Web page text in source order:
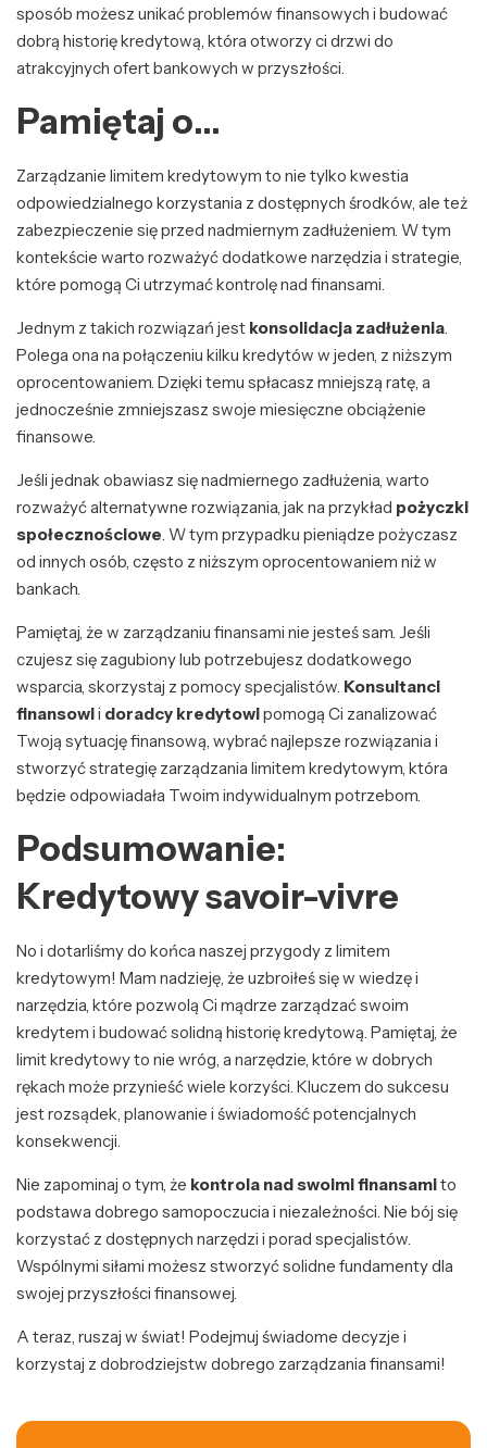
sposób możesz unikać problemów finansowych i budować
dobrą historię kredytową, która otworzy ci drzwi do
atrakcyjnych ofert bankowych w przyszłości.
Pamiętaj o…
Zarządzanie limitem kredytowym to nie tylko kwestia
odpowiedzialnego korzystania z dostępnych środków, ale też
zabezpieczenie się przed nadmiernym zadłużeniem. W tym
kontekście warto rozważyć dodatkowe narzędzia i strategie,
które pomogą Ci utrzymać kontrolę nad finansami.
Jednym z takich rozwiązań jest konsolidacja zadłużenia.
Polega ona na połączeniu kilku kredytów w jeden, z niższym
oprocentowaniem. Dzięki temu spłacasz mniejszą ratę, a
jednocześnie zmniejszasz swoje miesięczne obciążenie
finansowe.
Jeśli jednak obawiasz się nadmiernego zadłużenia, warto
rozważyć alternatywne rozwiązania, jak na przykład pożyczki
społecznościowe. W tym przypadku pieniądze pożyczasz
od innych osób, często z niższym oprocentowaniem niż w
bankach.
Pamiętaj, że w zarządzaniu finansami nie jesteś sam. Jeśli
czujesz się zagubiony lub potrzebujesz dodatkowego
wsparcia, skorzystaj z pomocy specjalistów. Konsultanci
finansowii doradcy kredytowipomogą Ci zanalizować
Twoją sytuację finansową, wybrać najlepsze rozwiązania i
stworzyć strategię zarządzania limitem kredytowym, która
będzie odpowiadała Twoim indywidualnym potrzebom.
Podsumowanie:
Kredytowy savoir-vivre
No i dotarliśmy do końca naszej przygody z limitem
kredytowym! Mam nadzieję, że uzbroiłeś się w wiedzę i
narzędzia, które pozwolą Ci mądrze zarządzać swoim
kredytem i budować solidną historię kredytową. Pamiętaj, że
limit kredytowy to nie wróg, a narzędzie, które w dobrych
rękach może przynieść wiele korzyści. Kluczem do sukcesu
jest rozsądek, planowanie i świadomość potencjalnych
konsekwencji.
Nie zapominaj o tym, że kontrola nad swoimi finansamito
podstawa dobrego samopoczucia i niezależności. Nie bój się
korzystać z dostępnych narzędzi i porad specjalistów.
Wspólnymi siłami możesz stworzyć solidne fundamenty dla
swojej przyszłości finansowej.
A teraz, ruszaj w świat! Podejmuj świadome decyzje i
korzystaj z dobrodziejstw dobrego zarządzania finansami!